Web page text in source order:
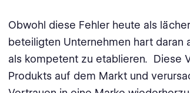
Obwohl diese Fehler heute als
beteiligten Unternehmen hart daran
als kompetent zu etablieren. Diese
Produkts auf dem Markt und